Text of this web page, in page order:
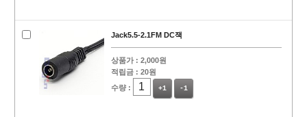
Jack5.5-2.1FM DC잭
상품가 : 2,000원
적립금 : 20원
수량 :
+1 -1